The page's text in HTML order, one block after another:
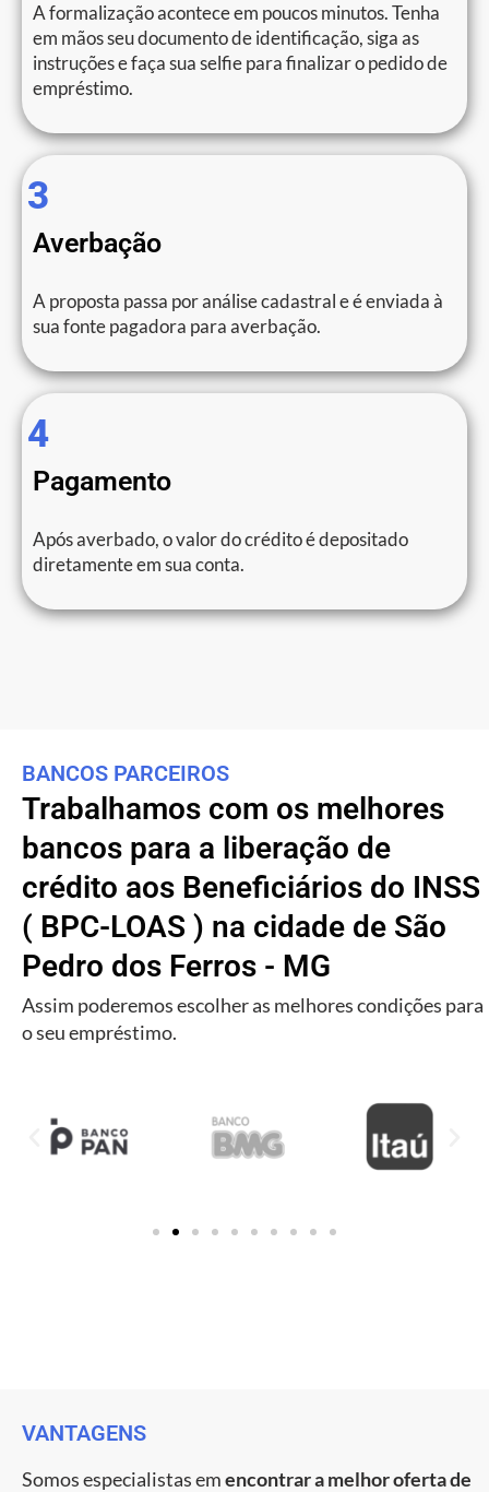
A formalização acontece em poucos minutos. Tenha
em mãos seu documento de identificação, siga as
instruções e faça sua selfie para finalizar o pedido de
empréstimo.
3
Averbação
A proposta passa por análise cadastral e é enviada à
sua fonte pagadora para averbação.
4
Pagamento
Após averbado, o valor do crédito é depositado
diretamente em sua conta.
BANCOS PARCEIROS
Trabalhamos com os melhores
bancos para a liberação de
crédito aos Beneficiários do INSS
( BPC-LOAS ) na cidade de São
Pedro dos Ferros - MG
Assim poderemos escolher as melhores condições para
o seu empréstimo.
VANTAGENS
Somos especialistas emencontrar a melhor oferta de